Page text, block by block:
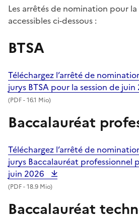
Les arrêtés de nomination pour
accessibles ci-dessous :
BTSA
Téléchargez l’arrêté de
jurys BTSA pour la session de juin
(PDF- 16.1 Mio)
Baccalauréat
Téléchargez l’arrêté de
jurys Baccalauréat professionnel
juin 2026
(PDF- 18.9 Mio)
Baccalauréat